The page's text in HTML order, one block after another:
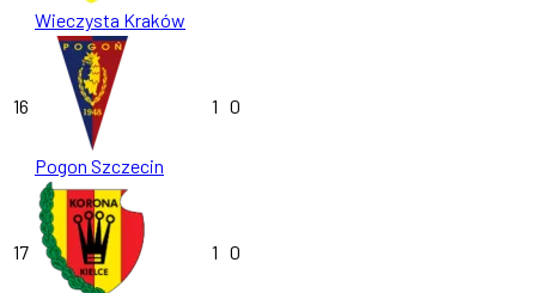
Wieczysta Kraków
16
Pogon Szczecin
1 0
17 1 0